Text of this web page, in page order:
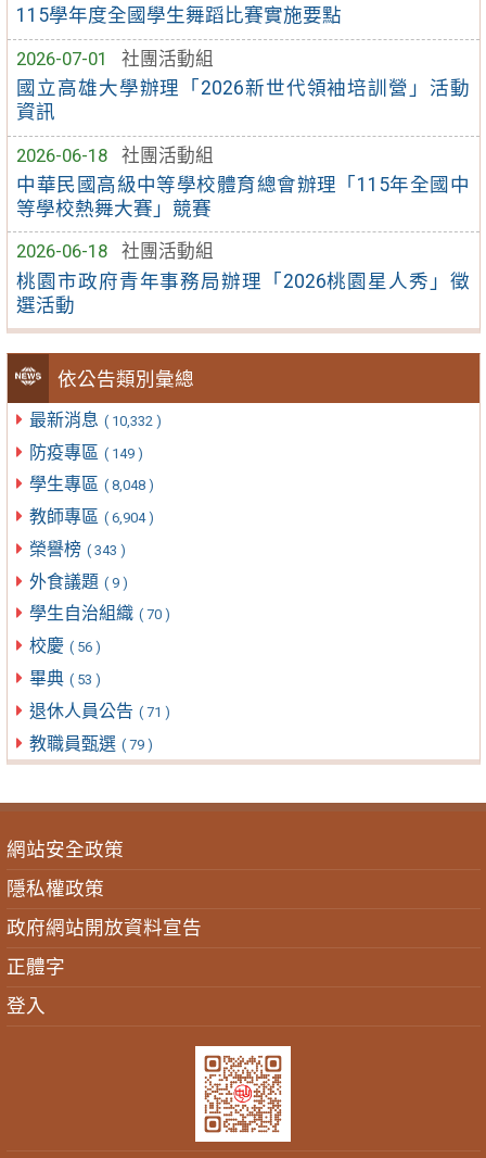
115學年度全國學生舞蹈比賽實施要點
2026-07-01
社團活動組
國立高雄大學辦理「2026新世代領袖培訓營」活動
資訊
2026-06-18
社團活動組
中華民國高級中等學校體育總會辦理「115年全國中
等學校熱舞大賽」競賽
2026-06-18
社團活動組
桃園市政府青年事務局辦理「2026桃園星人秀」徵
選活動
依公告類別彙總
最新消息 ( 10,332 )
防疫專區 ( 149 )
學生專區 ( 8,048 )
教師專區 ( 6,904 )
榮譽榜 ( 343 )
外食議題 ( 9 )
學生自治組織 ( 70 )
校慶 ( 56 )
畢典 ( 53 )
退休人員公告 ( 71 )
教職員甄選 ( 79 )
網站安全政策
隱私權政策
政府網站開放資料宣告
正體字
登入